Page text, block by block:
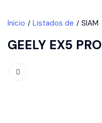
Inicio Listados de SIAM
GEELY EX5 PRO